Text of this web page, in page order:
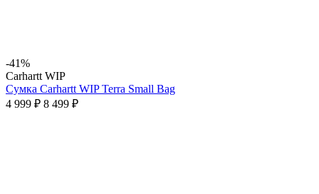
-41%
Carhartt WIP
Сумка Carhartt WIP Terra Small Bag
4 999 ₽ 8 499 ₽